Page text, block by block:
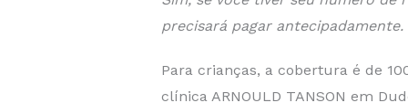
precisará pagar antecipadamente.
Para crianças, a cobertura é de
clínica ARNOULD TANSON em